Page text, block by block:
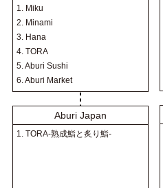
1. Miku
2. Minami
3. Hana
4. TORA
5. Aburi Sushi
6. Aburi Market
Aburi Japan
1. TORA-熟成鮨と炙り鮨-